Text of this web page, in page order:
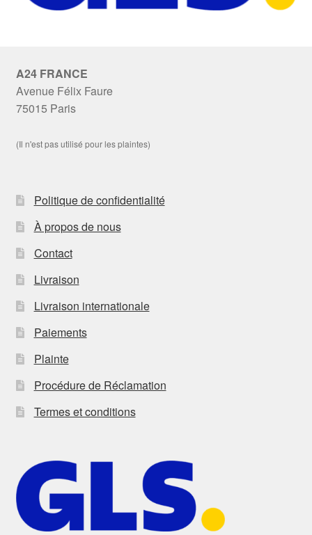
A24 FRANCE
Avenue Félix Faure
75015 Paris
(Il n'est pas utilisé pour les plaintes)
Politique de confidentialité
À propos de nous
Contact
Livraison
Livraison internationale
Paiements
Plainte
Procédure de Réclamation
Termes et conditions